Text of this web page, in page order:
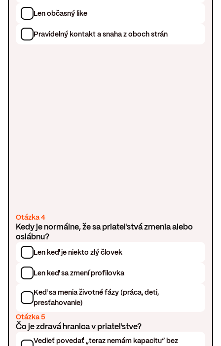
Len občasný like
Pravidelný kontakt a snaha z oboch strán
Otázka 4
Kedy je normálne, že sa priateľstvá zmenia alebo
oslábnu?
Len keď je niekto zlý človek
Len keď sa zmení profilovka
Keď sa menia životné fázy (práca, deti,
presťahovanie)
Otázka 5
Čo je zdravá hranica v priateľstve?
Vedieť povedať „teraz nemám kapacitu“ bez